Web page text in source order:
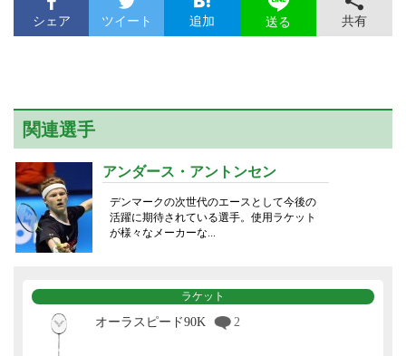
シェア ツイート 追加 送る 共有
関連選手
アンダース・アントンセン
デンマークの次世代のエースとして今後の
活躍に期待されている選手。使用ラケット
が様々なメーカーな...
ラケット
オーラスピード90K 2